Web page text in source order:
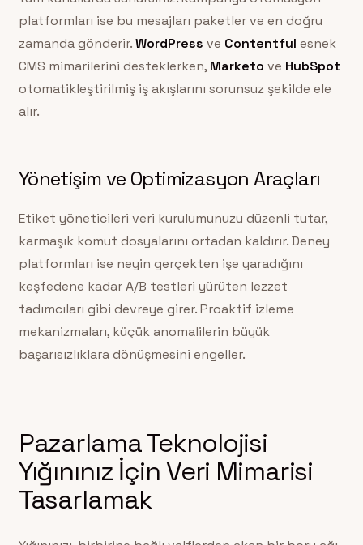
platformları ise bu mesajları paketler ve en doğru
zamanda gönderir.WordPress ve Contentful esnek
CMS mimarilerini desteklerken, Marketo ve HubSpot
otomatikleştirilmiş iş akışlarını sorunsuz şekilde ele
alır.
Yönetişim ve Optimizasyon Araçları
Etiket yöneticileri veri kurulumunuzu düzenli tutar,
karmaşık komut dosyalarını ortadan kaldırır. Deney
platformları ise neyin gerçekten işe yaradığını
keşfedene kadar A/B testleri yürüten lezzet
tadımcıları gibi devreye girer. Proaktif izleme
mekanizmaları, küçük anomalilerin büyük
başarısızlıklara dönüşmesini engeller.
Pazarlama Teknolojisi
Yığınınız İçin Veri Mimarisi
Tasarlamak